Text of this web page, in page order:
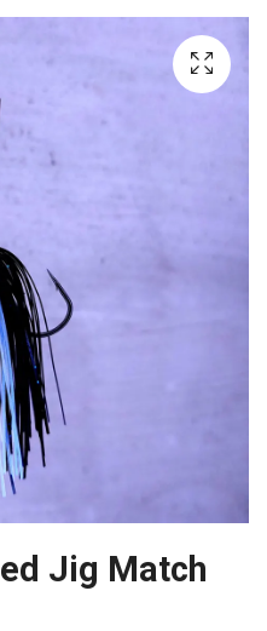
Jig Match